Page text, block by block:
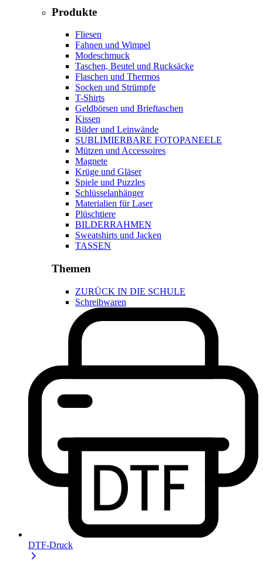
Produkte
Fliesen
Fahnen und Wimpel
Modeschmuck
Taschen, Beutel und Rucksäcke
Flaschen und Thermos
Socken und Strümpfe
T-Shirts
Geldbörsen und Brieftaschen
Kissen
Bilder und Leinwände
SUBLIMIERBARE FOTOPANEELE
Mützen und Accessoires
Magnete
Krüge und Gläser
Spiele und Puzzles
Schlüsselanhänger
Materialien für Laser
Plüschtiere
BILDERRAHMEN
Sweatshirts und Jacken
TASSEN
Themen
ZURÜCK IN DIE SCHULE
Schreibwaren
DTF-Druck